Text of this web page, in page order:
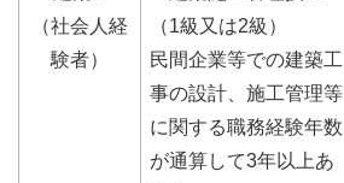
（社会人経
験者）
（1級又は2級）
民間企業等での建築工
事の設計、施工管理等
に関する職務経験年数
が通算して3年以上あ